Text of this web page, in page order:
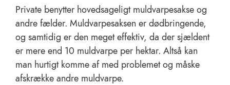
Private benytter hovedsageligt muldvarpesakse og
andre fælder. Muldvarpesaksen er dødbringende,
og samtidig er den meget effektiv, da der sjældent
er mere end 10 muldvarpe per hektar. Altså kan
man hurtigt komme af med problemet og måske
afskrække andre muldvarpe.